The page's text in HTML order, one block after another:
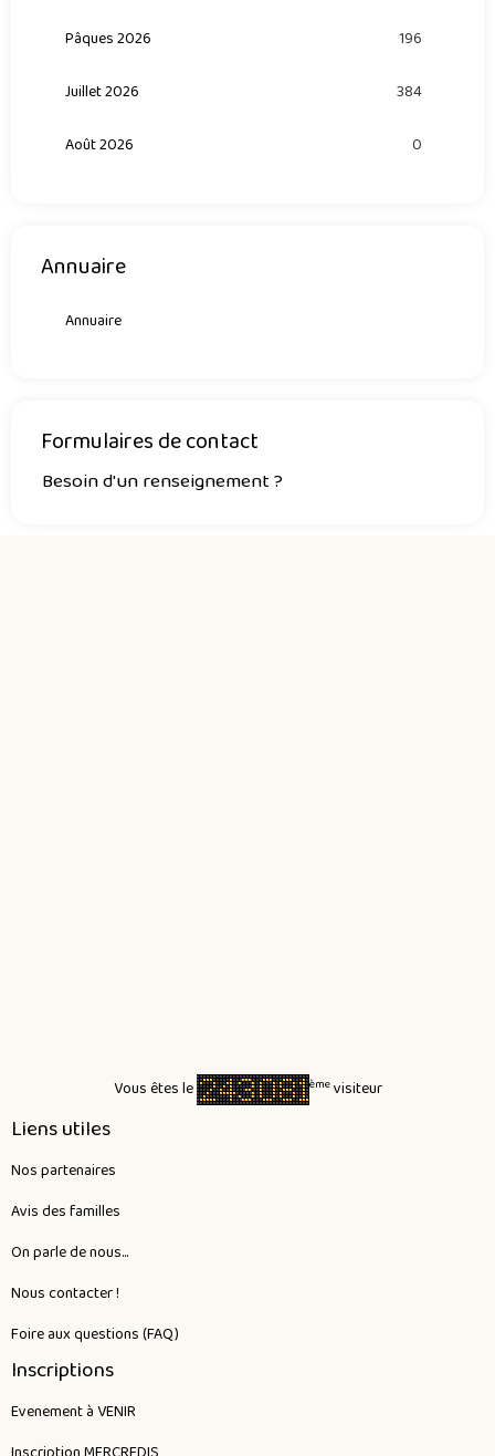
Pâques 2026 196
Juillet 2026 384
Août 2026 0
Annuaire
Annuaire
Formulaires de contact
Besoin d'un renseignement ?
Vous êtes le èmevisiteur
Liens utiles
Nos partenaires
Avis des familles
On parle de nous...
Nous contacter !
Foire aux questions (FAQ)
Inscriptions
Evenement à VENIR